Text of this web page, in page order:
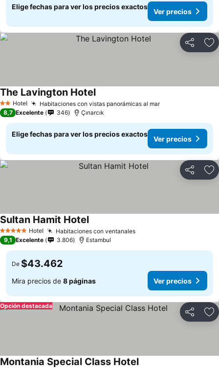
Elige fechas para ver los precios exactos
Ver precios
Compartir
2 Estrellas
Hotel Habitaciones con vistas panorámicas al mar
The Lavington Hotel
8,7 Excelente 346 Çınarcık
Elige fechas para ver los precios exactos
Ver precios
Compartir
5 Estrellas Hotel Habitaciones con ventanales
Sultan Hamit Hotel
9,1 Excelente 3.806 Estambul
De $43.462
Mira precios de 8 páginas Ver precios
Compartir
Opción destacada
Montania Special Class Hotel